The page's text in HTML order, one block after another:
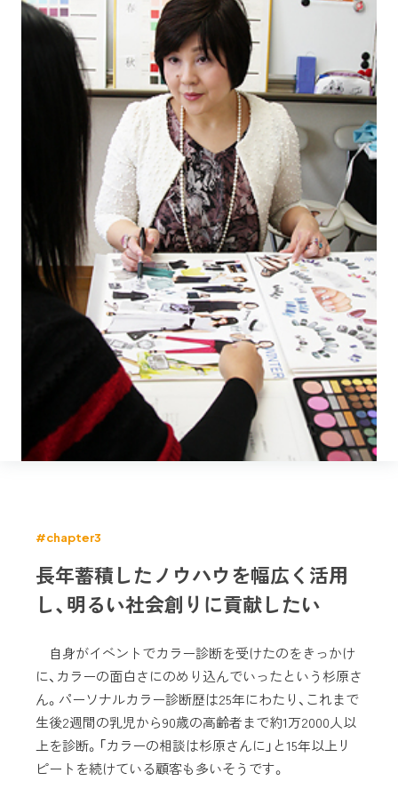
#chapter3
長年蓄積したノウハウを幅広く活用
し、明るい社会創りに貢献したい
自身がイベントでカラー診断を受けたのをきっかけ
に、カラーの面白さにのめり込んでいったという杉原さ
ん。パーソナルカラー診断歴は25年にわたり、これまで
生後2週間の乳児から90歳の高齢者まで約1万2000人以
上を診断。「カラーの相談は杉原さんに」と15年以上リ
ピートを続けている顧客も多いそうです。